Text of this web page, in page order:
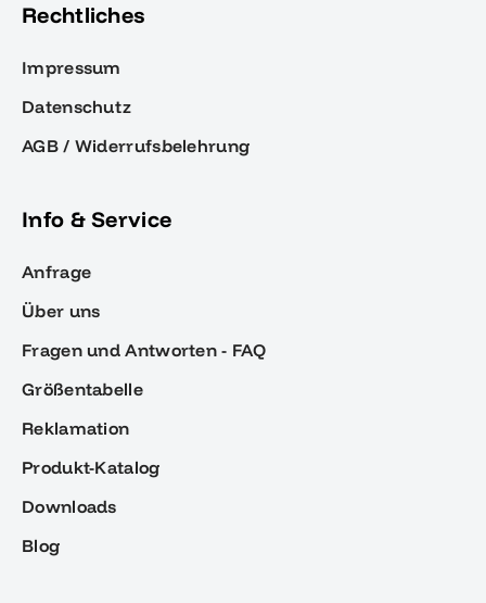
Rechtliches
Impressum
Datenschutz
AGB / Widerrufsbelehrung
Info & Service
Anfrage
Über uns
Fragen und Antworten - FAQ
Größentabelle
Reklamation
Produkt-Katalog
Downloads
Blog